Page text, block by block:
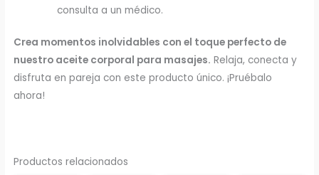
consulta a un médico.
Crea momentos inolvidables con el toque perfecto de
nuestro aceite corporal para masajes. Relaja, conecta y
disfruta en pareja con este producto único. ¡Pruébalo
ahora!
Productos relacionados